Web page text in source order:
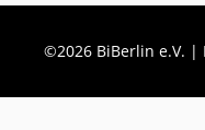
©2026 BiBerlin e.V. |